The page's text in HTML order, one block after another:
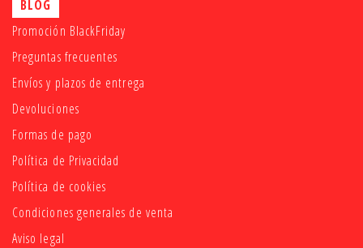
BLOG
Promoción BlackFriday
Preguntas frecuentes
Envíos y plazos de entrega
Devoluciones
Formas de pago
Política de Privacidad
Política de cookies
Condiciones generales de venta
Aviso legal